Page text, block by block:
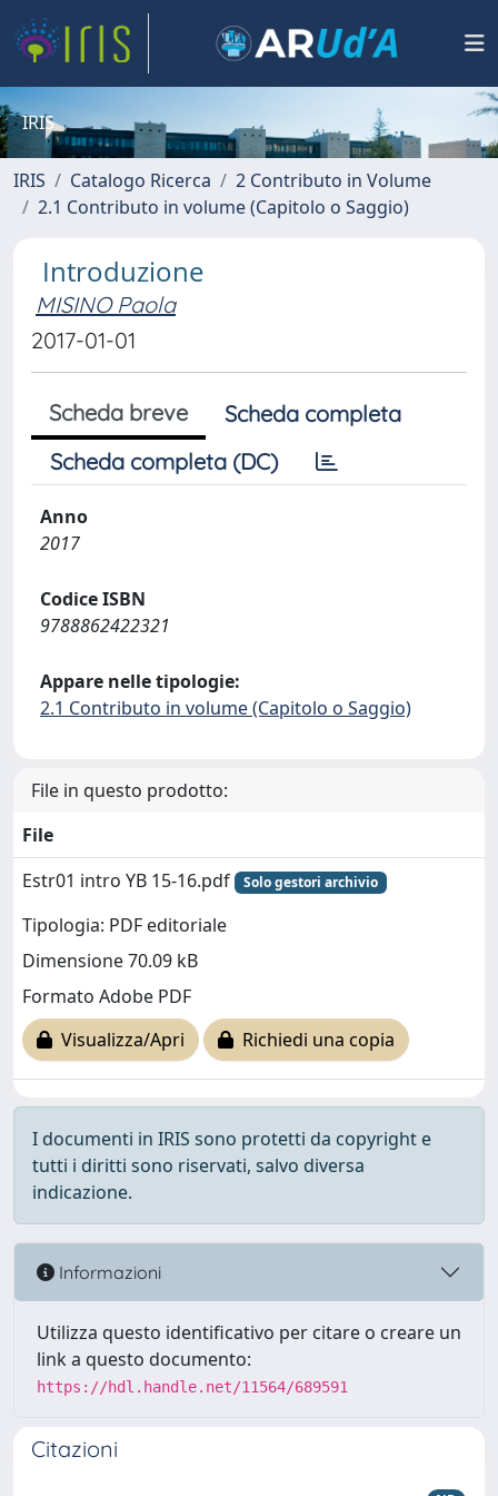
IRIS
IRIS Catalogo Ricerca
2 Contributo in Volume
2.1 Contributo in volume (Capitolo o Saggio)
Introduzione
MISINO Paola
2017-01-01
Scheda breve
Scheda completa
Scheda completa (DC)
Anno
2017
Codice ISBN
9788862422321
Appare nelle tipologie:
2.1 Contributo in volume (Capitolo o Saggio)
File in questo prodotto:
File
Estr01 intro YB 15-16.pdf
Solo gestori archivio
Tipologia: PDF editoriale
Dimensione 70.09 kB
Formato Adobe PDF
Visualizza/Apri
Richiedi una copia
I documenti in IRIS sono protetti da copyright e
tutti i diritti sono riservati, salvo diversa
indicazione.
Informazioni
Utilizza questo identificativo per citare o creare un
link a questo documento:
https://hdl.handle.net/11564/689591
Citazioni